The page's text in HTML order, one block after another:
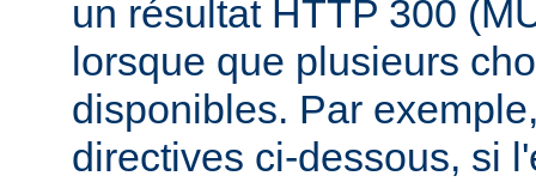
un résultat HTTP 300
lorsque que plusieurs
disponibles. Par
directives ci-dessous, si